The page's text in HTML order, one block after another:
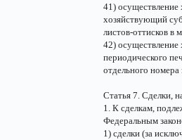
41) осуществление
хозяйствующий
листов-оттисков в
42) осуществление
периодического
отдельного
Статья 7. Сделки,
1. К сделкам,
Федеральным
1) сделки (за